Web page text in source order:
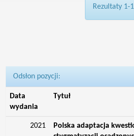
Rezultaty 1-
Odsłon pozycji:
Data
wydania
Tytuł
2021
Polska adaptacja